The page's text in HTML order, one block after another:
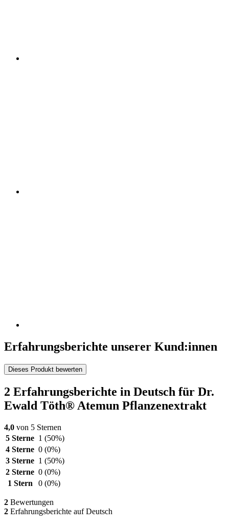
Erfahrungsberichte unserer Kund:innen
Dieses Produkt bewerten
2 Erfahrungsberichte in Deutsch für Dr.
Ewald Töth® Atemun Pflanzenextrakt
4,0 von 5 Sternen
5 Sterne 1 (50%)
4 Sterne 0 (0%)
3 Sterne 1 (50%)
2 Sterne 0 (0%)
1 Stern
0 (0%)
2 Bewertungen
2 Erfahrungsberichte auf Deutsch